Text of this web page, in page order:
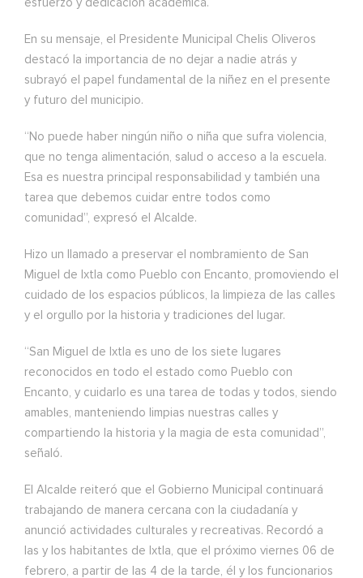
esfuerzo y dedicación académica.
En su mensaje, el Presidente Municipal Chelis Oliveros
destacó la importancia de no dejar a nadie atrás y
subrayó el papel fundamental de la niñez en el presente
y futuro del municipio.
“No puede haber ningún niño o niña que sufra violencia,
que no tenga alimentación, salud o acceso a la escuela.
Esa es nuestra principal responsabilidad y también una
tarea que debemos cuidar entre todos como
comunidad”, expresó el Alcalde.
Hizo un llamado a preservar el nombramiento de San
Miguel de Ixtla como Pueblo con Encanto, promoviendo el
cuidado de los espacios públicos, la limpieza de las calles
y el orgullo por la historia y tradiciones del lugar.
“San Miguel de Ixtla es uno de los siete lugares
reconocidos en todo el estado como Pueblo con
Encanto, y cuidarlo es una tarea de todas y todos, siendo
amables, manteniendo limpias nuestras calles y
compartiendo la historia y la magia de esta comunidad”,
señaló.
El Alcalde reiteró que el Gobierno Municipal continuará
trabajando de manera cercana con la ciudadanía y
anunció actividades culturales y recreativas. Recordó a
las y los habitantes de Ixtla, que el próximo viernes 06 de
febrero, a partir de las 4 de la tarde, él y los funcionarios